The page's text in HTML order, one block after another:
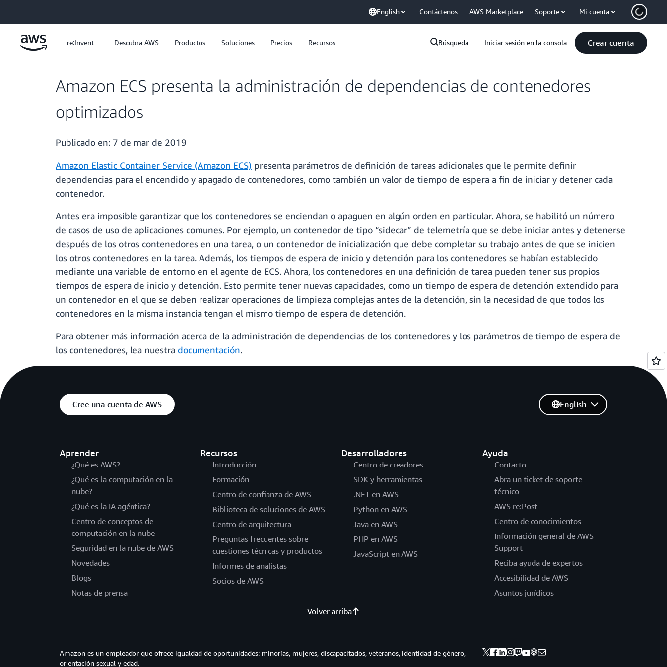
English Contáctenos AWS Marketplace Soporte Mi cuenta
re:Invent Descubra AWS Productos Soluciones Precios Recursos Búsqueda Iniciar sesión en la consola Crear cuenta
Amazon ECS presenta la administración de dependencias de contenedores
optimizados
Publicado en: 7 de mar de 2019
Amazon Elastic Container Service (Amazon ECS) presenta parámetros de definición de tareas adicionales que le permite definir
dependencias para el encendido y apagado de contenedores, como también un valor de tiempo de espera a fin de iniciar y detener cada
contenedor.
Antes era imposible garantizar que los contenedores se enciendan o apaguen en algún orden en particular. Ahora, se habilitó un número
de casos de uso de aplicaciones comunes. Por ejemplo, un contenedor de tipo “sidecar” de telemetría que se debe iniciar antes y detenerse
después de los otros contenedores en una tarea, o un contenedor de inicialización que debe completar su trabajo antes de que se inicien
los otros contenedores en la tarea. Además, los tiempos de espera de inicio y detención para los contenedores se habían establecido
mediante una variable de entorno en el agente de ECS. Ahora, los contenedores en una definición de tarea pueden tener sus propios
tiempos de espera de inicio y detención. Esto permite tener nuevas capacidades, como un tiempo de espera de detención extendido para
un contenedor en el que se deben realizar operaciones de limpieza complejas antes de la detención, sin la necesidad de que todos los
contenedores en la misma instancia tengan el mismo tiempo de espera de detención.
Para obtener más información acerca de la administración de dependencias de los contenedores y los parámetros de tiempo de espera de
los contenedores, lea nuestra documentación.
Cree una cuenta de AWS
Aprender
¿Qué es AWS?
¿Qué es la computación en la
nube?
¿Qué es la IA agéntica?
Centro de conceptos de
computación en la nube
Seguridad en la nube de AWS
Novedades
Blogs
Notas de prensa
Recursos
Introducción
Formación
Centro de confianza de AWS
Biblioteca de soluciones de AWS
Centro de arquitectura
Preguntas frecuentes sobre
cuestiones técnicas y productos
Informes de analistas
Socios de AWS
Desarrolladores
Centro de creadores
SDK y herramientas
.NET en AWS
Python en AWS
Java en AWS
PHP en AWS
JavaScript en AWS
Ayuda
Contacto
Abra un ticket de soporte
técnico
AWS re:Post
Centro de conocimientos
Información general de AWS
Support
Reciba ayuda de expertos
Accesibilidad de AWS
Asuntos jurídicos
English
Volver arriba
Amazon es un empleador que ofrece igualdad de oportunidades: minorías, mujeres, discapacitados, veteranos, identidad de género,
orientación sexual y edad.